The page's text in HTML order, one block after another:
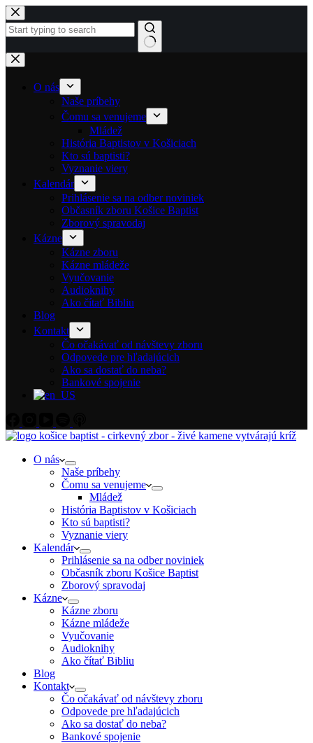
Skip to content
No results
O nás
Naše príbehy
Čomu sa venujeme
Mládež
História Baptistov v Košiciach
Kto sú baptisti?
Vyznanie viery
Kalendár
Prihlásenie sa na odber noviniek
Občasník zboru Košice Baptist
Zborový spravodaj
Kázne
Kázne zboru
Kázne mládeže
Vyučovanie
Audioknihy
Ako čítať Bibliu
Blog
Kontakt
Čo očakávať od návštevy zboru
Odpovede pre hľadajúcich
Ako sa dostať do neba?
Bankové spojenie
O nás
Naše príbehy
Čomu sa venujeme
Mládež
História Baptistov v Košiciach
Kto sú baptisti?
Vyznanie viery
Kalendár
Prihlásenie sa na odber noviniek
Občasník zboru Košice Baptist
Zborový spravodaj
Kázne
Kázne zboru
Kázne mládeže
Vyučovanie
Audioknihy
Ako čítať Bibliu
Blog
Kontakt
Čo očakávať od návštevy zboru
Odpovede pre hľadajúcich
Ako sa dostať do neba?
Bankové spojenie